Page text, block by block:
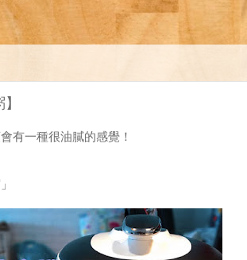
有一種很油膩的感覺！